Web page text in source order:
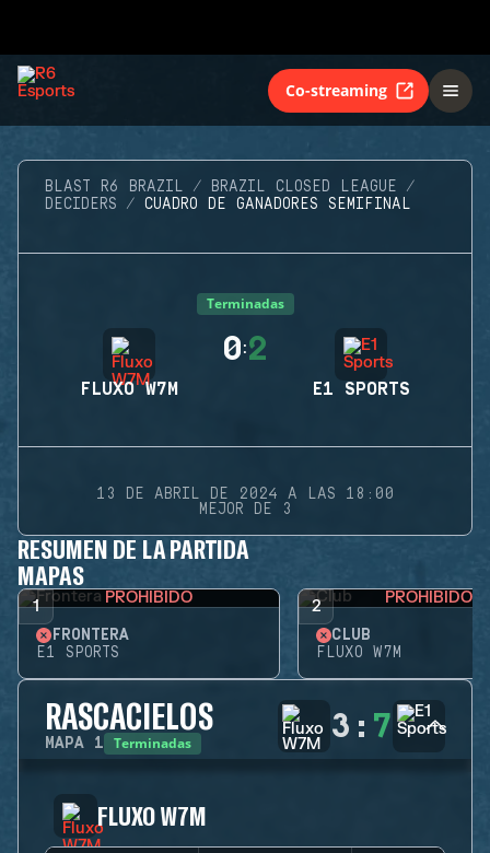
Co-streaming
BLAST R6 BRAZIL
BRAZIL CLOSED LEAGUE
DECIDERS
CUADRO DE GANADORES SEMIFINAL
Terminadas
FLUXO W7M
0:2
E1 SPORTS
13 DE ABRIL DE 2024 A LAS 18:00
MEJOR DE 3
RESUMEN DE LA PARTIDA
MAPAS
1 PROHIBIDO
FRONTERA
E1 SPORTS
2 PROHIBIDO
CLUB
FLUXO W7M
RASCACIELOS
MAPA 1 Terminadas 3 : 7
FLUXO W7M